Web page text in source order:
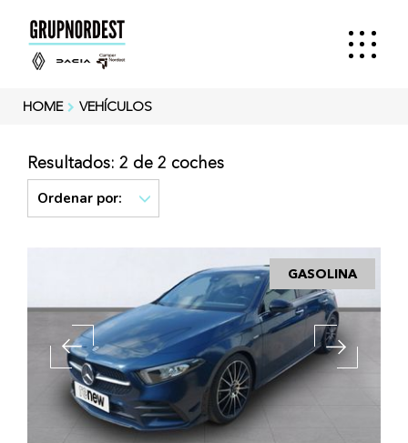
HOME VEHÍCULOS
Resultados: 2 de 2 coches
Ordenar por:
GASOLINA